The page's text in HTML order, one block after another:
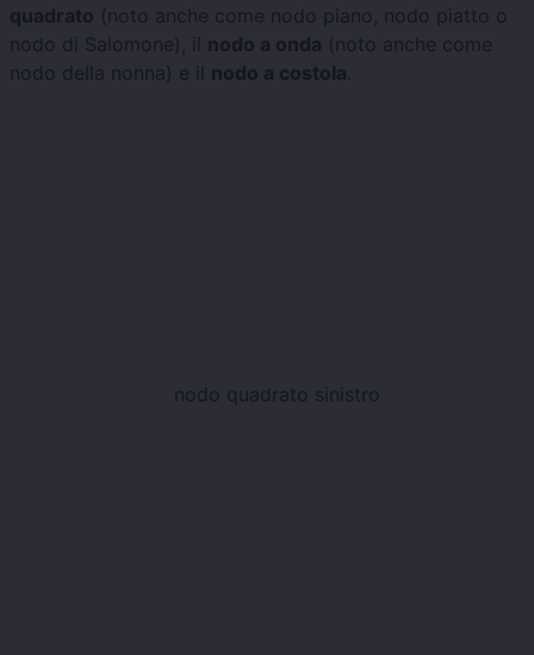
quadrato (noto anche come nodo piano, nodo piatto o
nodo di Salomone), il nodo a onda (noto anche come
nodo della nonna) e il nodo a costola.
nodo quadrato sinistro